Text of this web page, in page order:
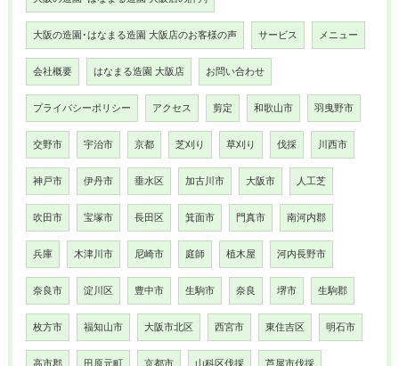
大阪の造園･はなまる造園 大阪店のお客様の声 サービス メニュー
会社概要 はなまる造園 大阪店 お問い合わせ
プライバシーポリシー アクセス 剪定 和歌山市 羽曳野市
交野市 宇治市 京都 芝刈り 草刈り 伐採 川西市
神戸市 伊丹市 垂水区 加古川市 大阪市 人工芝
吹田市 宝塚市 長田区 箕面市 門真市 南河内郡
兵庫 木津川市 尼崎市 庭師 植木屋 河内長野市
奈良市 淀川区 豊中市 生駒市 奈良 堺市 生駒郡
枚方市 福知山市 大阪市北区 西宮市 東住吉区 明石市
高市郡 田原元町 京都市 山科区伐採 芦屋市伐採